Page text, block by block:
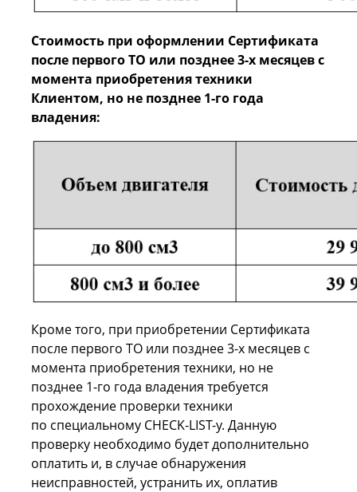
Стоимость при оформлении Сертификата
после первого ТО или позднее 3-х месяцев с
момента приобретения техники
Клиентом, но не позднее 1-го года
владения:
Кроме того, при приобретении Сертификата
после первого ТО или позднее 3-х месяцев с
момента приобретения техники, но не
позднее 1-го года владения требуется
прохождение проверки техники
по специальному СHECK-LIST-у. Данную
проверку необходимо будет дополнительно
оплатить и, в случае обнаружения
неисправностей, устранить их, оплатив